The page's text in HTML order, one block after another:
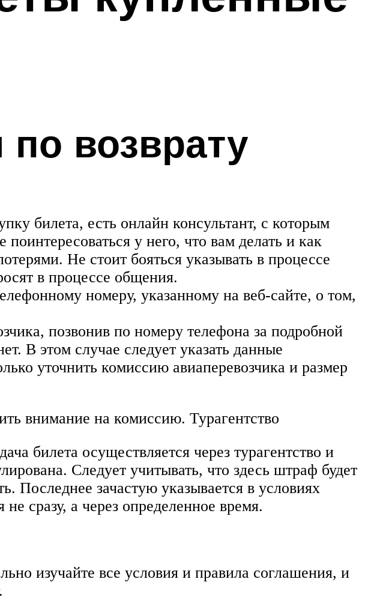
возврату
билета, есть онлайн консультант, с которым
у него, что вам делать и как
Не стоит бояться указывать в процессе
в процессе общения.
номеру, указанному на веб-сайте, о том,
позвонив по номеру телефона за подробной
В этом случае следует указать данные
уточнить комиссию авиаперевозчика и размер
внимание на комиссию. Турагентство
билета осуществляется через турагентство и
Следует учитывать, что здесь штраф будет
Последнее зачастую указывается в условиях
сразу, а через определенное время.
изучайте все условия и правила соглашения, и